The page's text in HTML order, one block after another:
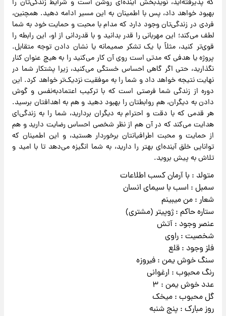
که پذیرفته‌اید، نویدبخش آینده‌ای روشن است و شرایط زندگی‌تان را
بهبود خواهد داد، پس با اطمینان به این مسیر ادامه دهید. همچنین،
فردی در زندگی‌تان وجود دارد که مدام با محبت و حمایت خود به شما
لطف می‌کند؛ این مهربانی را قدر بدانید و با قدردانی از او، این رابطه را
قوی‌تر کنید، مثلاً با یک تشکر صمیمانه یا نشان دادن توجه متقابل.
پروژه یا هدفی که مدتی است روی آن کار می‌کنید را به هیچ عنوان کنار
نگذارید، حتی اگر گاهی احساس خستگی می‌کنید، زیرا پشتکار شما در
نهایت نتیجه خواهد داد و شما را به موفقیت نزدیک‌تر خواهد کرد. این
دوره از زندگی شما فرصتی است که با ترکیب اعتمادبه‌نفس و گوش
دادن به دیگران، هم روابطتان را بهبود دهید و هم به اهدافتان برسید.
هر قدمی که با دقت و احترام به دیگران بردارید، شما را به زندگی‌ای
هدایت می‌کند که در آن هم از نظر شخصی احساس رضایت دارید و هم
از حمایت و محبت اطرافیانتان برخوردار هستید، و این اطمینان که
توانایی خلق آینده‌ای بهتر را دارید، به شما انگیزه می‌دهد تا با امید و
تلاش به پیش بروید.
متولد : با آرمان کسب اطلاعات
سمبل : اسب با سیمای انسان
شعار : من میبینم
ستاره حاکم : ژوپیتر (مشتری)
عنصر وجود : آتش
شخصیت : راوی
فلز وجود : قلع
سنگ خوش یمن : فیروزه
رنگ محبوب : ارغوانی
عدد خوش یمن : ۳
گل محبوب : میخک
روز مبارک : پنج شنبه